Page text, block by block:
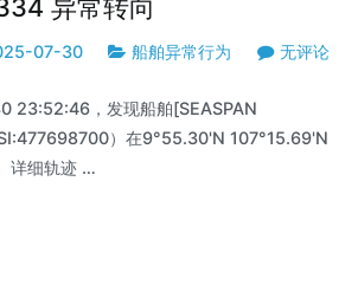
异常转向
07-30 船舶异常行为 无评论
23:52:46，发现船舶[SEASPAN
）在9°55.30'N 107°15.69'N
详细轨迹 …